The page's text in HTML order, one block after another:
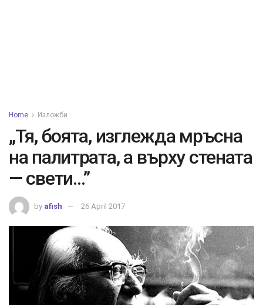
Home Изложби
„Тя, боята, изглежда мръсна
на палитрата, а върху стената
— свети…”
by afish 26 April 2017